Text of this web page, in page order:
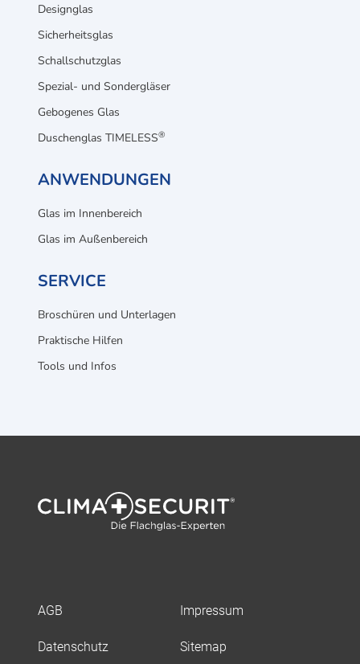
Designglas
Sicherheitsglas
Schallschutzglas
Spezial- und Sondergläser
Gebogenes Glas
Duschenglas TIMELESS®
ANWENDUNGEN
Glas im Innenbereich
Glas im Außenbereich
SERVICE
Broschüren und Unterlagen
Praktische Hilfen
Tools und Infos
AGB Impressum
Datenschutz Sitemap